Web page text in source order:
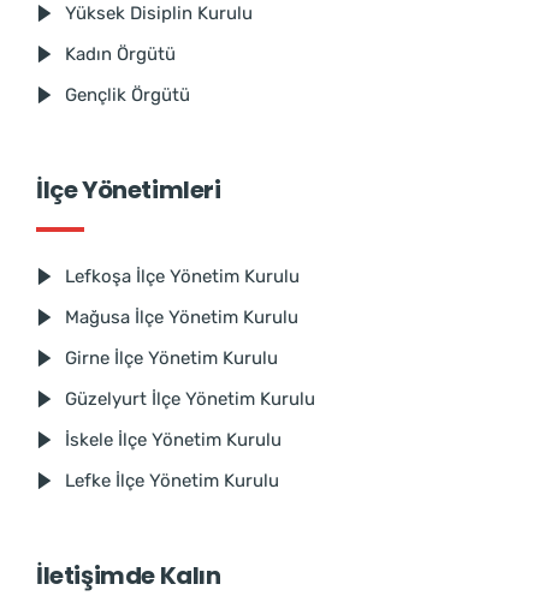
Yüksek Disiplin Kurulu
Kadın Örgütü
Gençlik Örgütü
İlçe Yönetimleri
Lefkoşa İlçe Yönetim Kurulu
Mağusa İlçe Yönetim Kurulu
Girne İlçe Yönetim Kurulu
Güzelyurt İlçe Yönetim Kurulu
İskele İlçe Yönetim Kurulu
Lefke İlçe Yönetim Kurulu
İletişimde Kalın